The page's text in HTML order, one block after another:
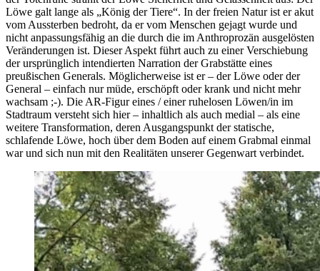
Löwe galt lange als „König der Tiere“. In der freien Natur ist er akut
vom Aussterben bedroht, da er vom Menschen gejagt wurde und
nicht anpassungsfähig an die durch die im Anthroprozän ausgelösten
Veränderungen ist. Dieser Aspekt führt auch zu einer Verschiebung
der ursprünglich intendierten Narration der Grabstätte eines
preußischen Generals. Möglicherweise ist er – der Löwe oder der
General – einfach nur müde, erschöpft oder krank und nicht mehr
wachsam ;-). Die AR-Figur eines / einer ruhelosen Löwen/in im
Stadtraum versteht sich hier – inhaltlich als auch medial – als eine
weitere Transformation, deren Ausgangspunkt der statische,
schlafende Löwe, hoch über dem Boden auf einem Grabmal einmal
war und sich nun mit den Realitäten unserer Gegenwart verbindet.